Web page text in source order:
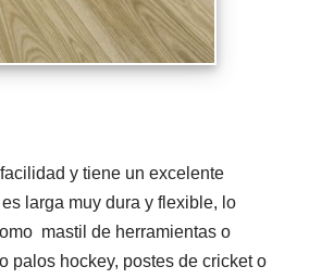
y tiene un excelente
larga muy dura y flexible, lo
mastil de herramientas o
palos hockey, postes de cricket o